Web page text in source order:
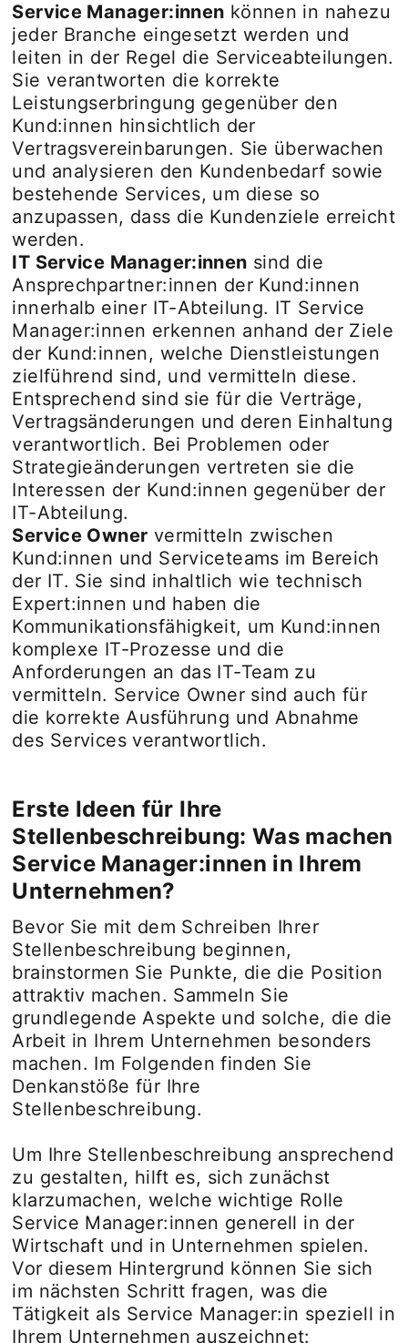
Service Manager:innen können in nahezu
jeder Branche eingesetzt werden und
leiten in der Regel die Serviceabteilungen.
Sie verantworten die korrekte
Leistungserbringung gegenüber den
Kund:innen hinsichtlich der
Vertragsvereinbarungen. Sie überwachen
und analysieren den Kundenbedarf sowie
bestehende Services, um diese so
anzupassen, dass die Kundenziele erreicht
werden.
IT Service Manager:innen sind die
Ansprechpartner:innen der Kund:innen
innerhalb einer IT-Abteilung. IT Service
Manager:innen erkennen anhand der Ziele
der Kund:innen, welche Dienstleistungen
zielführend sind, und vermitteln diese.
Entsprechend sind sie für die Verträge,
Vertragsänderungen und deren Einhaltung
verantwortlich. Bei Problemen oder
Strategieänderungen vertreten sie die
Interessen der Kund:innen gegenüber der
IT-Abteilung.
Service Owner vermitteln zwischen
Kund:innen und Serviceteams im Bereich
der IT. Sie sind inhaltlich wie technisch
Expert:innen und haben die
Kommunikationsfähigkeit, um Kund:innen
komplexe IT-Prozesse und die
Anforderungen an das IT-Team zu
vermitteln. Service Owner sind auch für
die korrekte Ausführung und Abnahme
des Services verantwortlich.
Erste Ideen für Ihre
Stellenbeschreibung: Was machen
Service Manager:innen in Ihrem
Unternehmen?
Bevor Sie mit dem Schreiben Ihrer
Stellenbeschreibung beginnen,
brainstormen Sie Punkte, die die Position
attraktiv machen. Sammeln Sie
grundlegende Aspekte und solche, die die
Arbeit in Ihrem Unternehmen besonders
machen. Im Folgenden finden Sie
Denkanstöße für Ihre
Stellenbeschreibung.
Um Ihre Stellenbeschreibung ansprechend
zu gestalten, hilft es, sich zunächst
klarzumachen, welche wichtige Rolle
Service Manager:innen generell in der
Wirtschaft und in Unternehmen spielen.
Vor diesem Hintergrund können Sie sich
im nächsten Schritt fragen, was die
Tätigkeit als Service Manager:in speziell in
Ihrem Unternehmen auszeichnet: